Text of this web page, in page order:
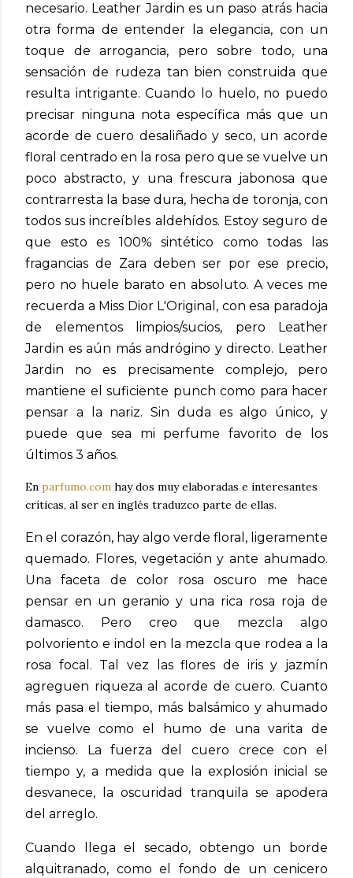
necesario. Leather Jardin es un paso atrás hacia
otra forma de entender la elegancia, con un
toque de arrogancia, pero sobre todo, una
sensación de rudeza tan bien construida que
resulta intrigante. Cuando lo huelo, no puedo
precisar ninguna nota específica más que un
acorde de cuero desaliñado y seco, un acorde
floral centrado en la rosa pero que se vuelve un
poco abstracto, y una frescura jabonosa que
contrarresta la base dura, hecha de toronja, con
todos sus increíbles aldehídos. Estoy seguro de
que esto es 100% sintético como todas las
fragancias de Zara deben ser por ese precio,
pero no huele barato en absoluto. A veces me
recuerda a Miss Dior L'Original, con esa paradoja
de elementos limpios/sucios, pero Leather
Jardin es aún más andrógino y directo. Leather
Jardin no es precisamente complejo, pero
mantiene el suficiente punch como para hacer
pensar a la nariz. Sin duda es algo único, y
puede que sea mi perfume favorito de los
últimos 3 años.
En parfumo.com hay dos muy elaboradas e interesantes
críticas, al ser en inglés traduzco parte de ellas.
En el corazón, hay algo verde floral, ligeramente
quemado. Flores, vegetación y ante ahumado.
Una faceta de color rosa oscuro me hace
pensar en un geranio y una rica rosa roja de
damasco. Pero creo que mezcla algo
polvoriento e indol en la mezcla que rodea a la
rosa focal. Tal vez las flores de iris y jazmín
agreguen riqueza al acorde de cuero. Cuanto
más pasa el tiempo, más balsámico y ahumado
se vuelve como el humo de una varita de
incienso. La fuerza del cuero crece con el
tiempo y, a medida que la explosión inicial se
desvanece, la oscuridad tranquila se apodera
del arreglo.
Cuando llega el secado, obtengo un borde
alquitranado, como el fondo de un cenicero